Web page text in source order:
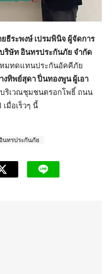
ยธีระพงษ์ เปรมพินิจ ผู้จัดการ
บริษัท อินทรประกันภัย จำกัด
มทดแทนประกันอัคคีภัย
งทิพย์สุดา ปิ่นทองพูน ผู้เอา
ริเวณชุมชนตรอกโพธิ์ ถนน
มื่อเร็วๆ นี้
นทรประกันภัย